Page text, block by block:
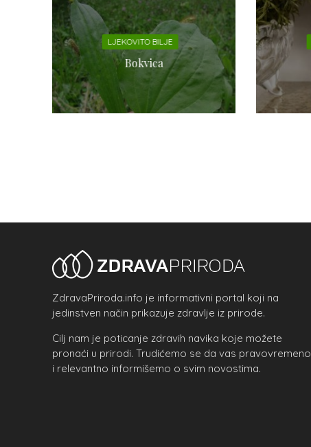
LJEKOVITO BILJE
Bokvica
ZdravaPriroda.info je informativni portal koji na
jedinstven način prikazuje zdravlje iz prirode.
Cilj nam je poticanje zdravih navika koje možete
pronaći u prirodi. Trudićemo se da vas pravovremeno
i relevantno informišemo o svim novostima.